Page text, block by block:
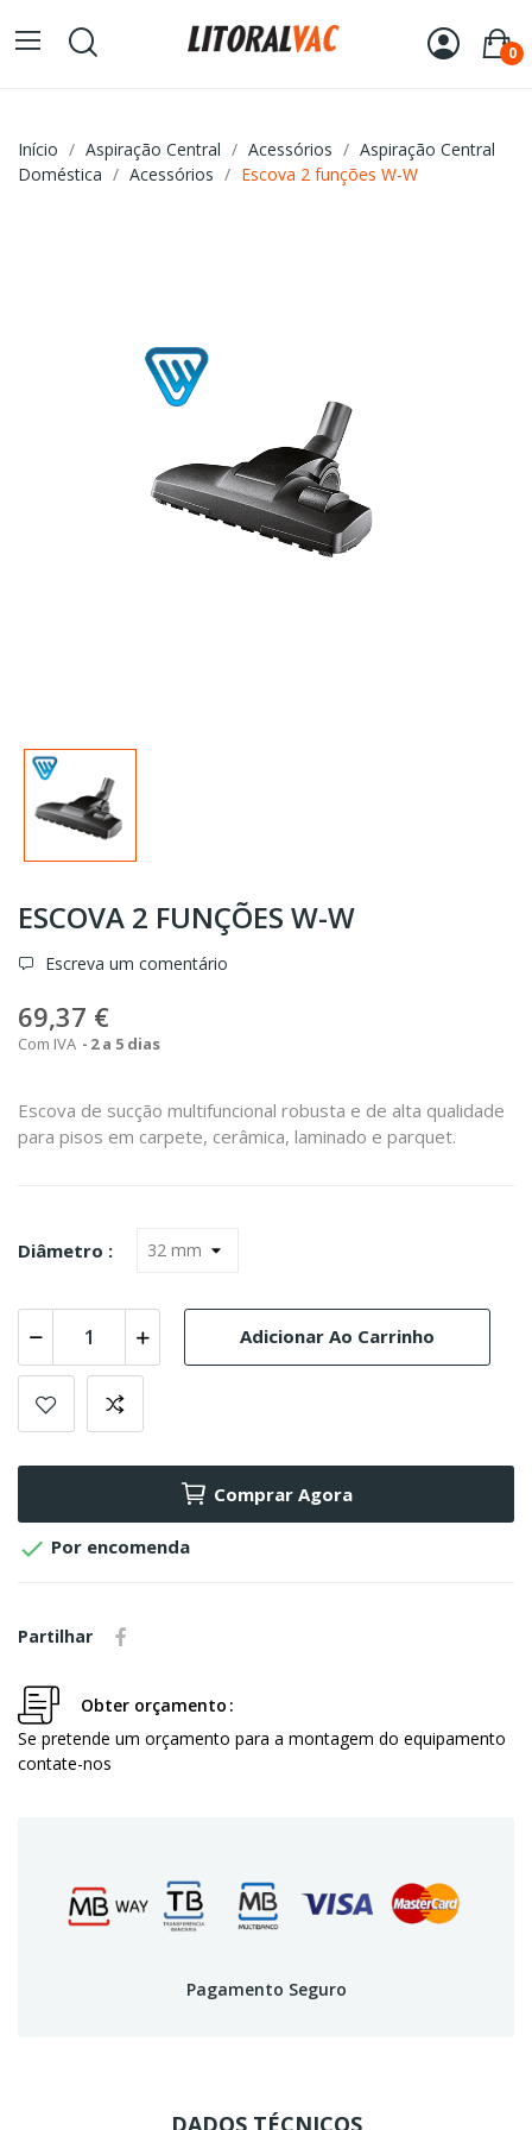
0
Início Aspiração Central Acessórios
Aspiração Central
Doméstica
Acessórios Escova 2 funções W-W
ESCOVA 2 FUNÇÕES W-W
Escreva um comentário
69,37 €
Com IVA 2 a 5 dias
Escova de sucção multifuncional robusta e de alta qualidade
para pisos em carpete, cerâmica, laminado e parquet.
Diâmetro :
Adicionar Ao Carrinho
Comprar Agora
 Por encomenda
Partilhar
Obter orçamento
Se pretende um orçamento para a montagem do equipamento
contate-nos
Pagamento Seguro